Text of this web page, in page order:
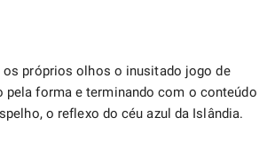
os próprios olhos o inusitado jogo de
forma e terminando com o conteúdo
o reflexo do céu azul da Islândia.